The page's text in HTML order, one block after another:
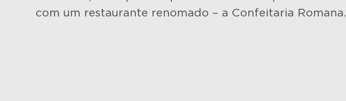
com um restaurante renomado – a Confeitaria Romana.